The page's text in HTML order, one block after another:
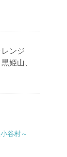
ンジ
姫山、
谷村～